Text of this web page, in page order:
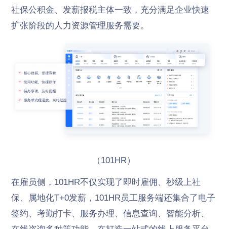
社保公积金、发薪报税主体一致，充分满足企业快速
扩张阶段的人力资源管理服务需要。
（101HR）
在雇员侧，101HR不仅实现了即时雇佣、秒级上社
保、属地化T+0发薪，101HR员工服务端还集合了电子
签约、考勤打卡、服务办理、信息查询、智能分析、